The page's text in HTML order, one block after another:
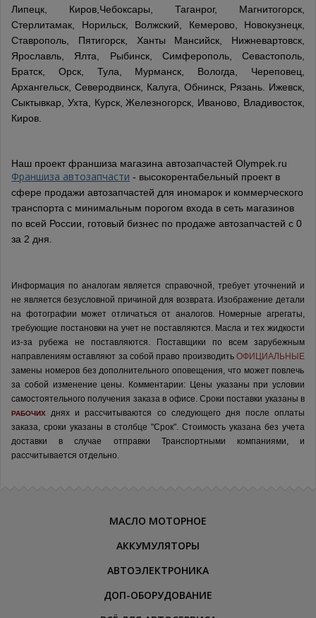
Липецк, Киров,Чебоксары, Таганрог, Магнитогорск,
Стерлитамак, Норильск, Волжский, Кемерово, Новокузнецк,
Ставрополь, Пятигорск, Ханты Мансийск, Нижневартовск,
Ярославль, Ялта, Рыбинск, Симферополь, Севастополь,
Братск, Орск, Тула, Мурманск, Вологда, Череповец,
Архангельск, Северодвинск, Калуга, Обнинск, Рязань. Ижевск,
Сыктывкар, Ухта, Курск, Железногорск, Иваново, Владивосток,
Киров.
Наш проект франшиза магазина автозапчастей Olympek.ru
Франшиза автозапчасти - высокорентабельный проект в
сфере продажи автозапчастей для иномарок и коммерческого
транспорта с минимальным порогом входа в сеть магазинов
по всей России, готовый бизнес по продаже автозапчастей с 0
за 2 дня.
Информация по аналогам является справочной, требует уточнений и
не является безусловной причиной для возврата. Изображение детали
на фотографии может отличаться от аналогов. Номерные агрегаты,
требующие постановки на учет не поставляются. Масла и тех жидкости
из-за рубежа не поставляются.
Поставщики по всем зарубежным
направлениям оставляют за собой право производить ОФИЦИАЛЬНЫЕ
замены номеров без дополнительного оповещения, что может повлечь
за собой изменение цены. Комментарии: Цены указаны при условии
самостоятельного получения заказа в офисе. Сроки поставки указаны в
РАБОЧИХ
днях и рассчитываются со следующего дня после оплаты
заказа, сроки указаны в столбце "Срок". Стоимость указана без учета
доставки в случае отправки Транспортными компаниями, и
рассчитывается отдельно.
МАСЛО МОТОРНОЕ
АККУМУЛЯТОРЫ
АВТОЭЛЕКТРОНИКА
ДОП-ОБОРУДОВАНИЕ